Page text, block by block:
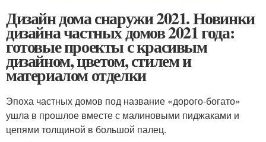
Дизайн дома снаружи 2021. Новинки
дизайна частных домов 2021 года:
готовые проекты с красивым
дизайном, цветом, стилем и
материалом отделки
Эпоха частных домов под название «дорого-богато»
ушла в прошлое вместе с малиновыми пиджаками и
цепями толщиной в большой палец.